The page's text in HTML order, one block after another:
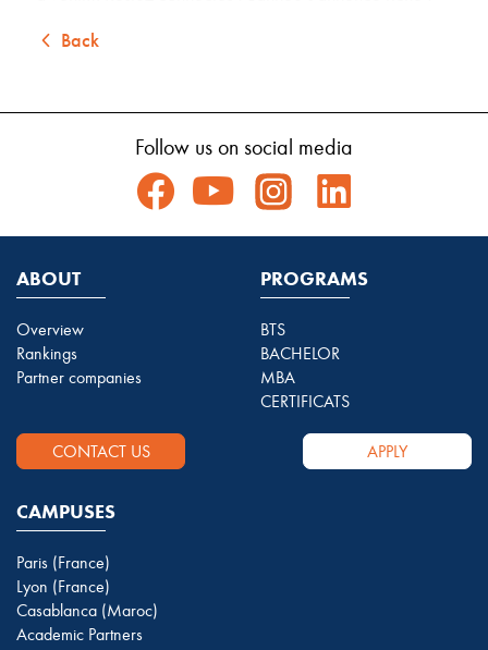
Back
Follow us on social media
ABOUT
Overview
Rankings
Partner companies
PROGRAMS
BTS
BACHELOR
MBA
CERTIFICATS
CONTACT US APPLY
CAMPUSES
Paris (France)
Lyon (France)
Casablanca (Maroc)
Academic Partners